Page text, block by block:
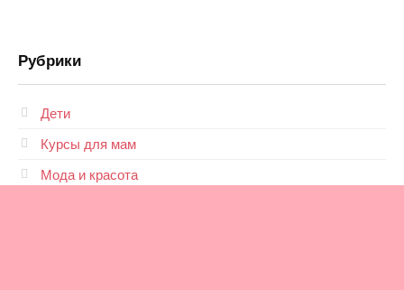
Рубрики
Дети
Курсы для мам
Мода и красота